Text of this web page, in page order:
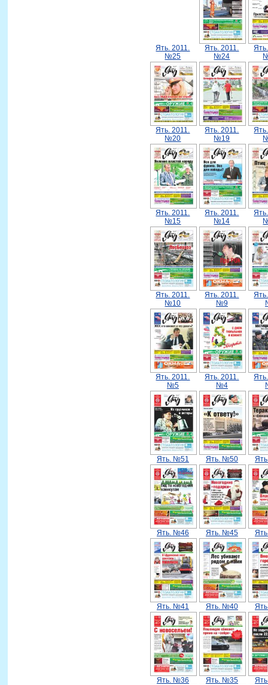
Ять. 2011.
№25
Ять. 2011.
№24
Ять. 2011.
№20
Ять. 2011.
№19
Ять. 2011.
№15
Ять. 2011.
№14
Ять. 2011.
№10
Ять. 2011.
№9
Ять. 2011.
№5
Ять. 2011.
№4
Ять. №51 Ять. №50
Ять. №46 Ять. №45
Ять. №41 Ять. №40
Ять. №36 Ять. №35